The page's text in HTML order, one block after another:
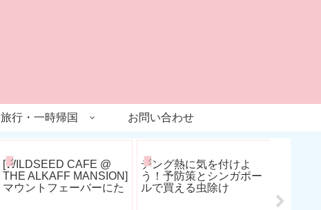
旅行・一時帰国 お問い合わせ